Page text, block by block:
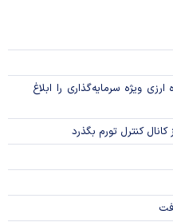
ویژه سرمایه‌گذاری را ابلاغ
کنترل تورم بگذرد